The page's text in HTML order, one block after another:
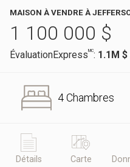
MAISON À VENDRE À
1 100 000 $
ÉvaluationExpressMC: 1.1M
4 Chambres
Détails Carte